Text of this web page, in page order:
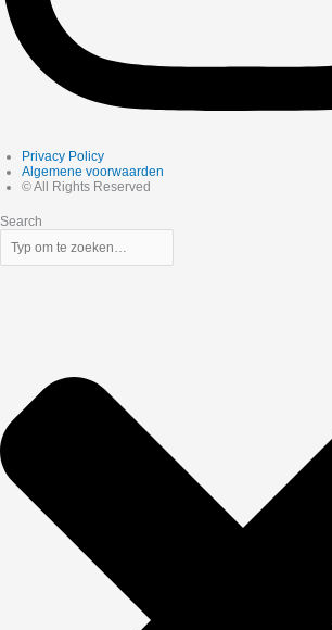
Privacy Policy
Algemene voorwaarden
© All Rights Reserved
Search